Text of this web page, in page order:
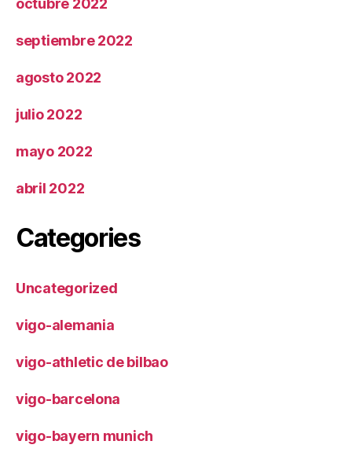
septiembre 2022
agosto 2022
julio 2022
mayo 2022
abril 2022
Categories
Uncategorized
vigo-alemania
vigo-athletic de bilbao
vigo-barcelona
vigo-bayern munich